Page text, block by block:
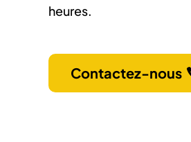
heures.
Contactez-nous